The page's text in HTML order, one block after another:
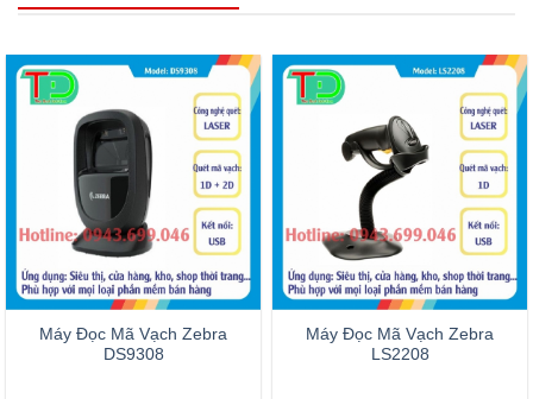
Máy Đọc Mã Vạch Zebra
DS9308
Máy Đọc Mã Vạch Zebra
LS2208